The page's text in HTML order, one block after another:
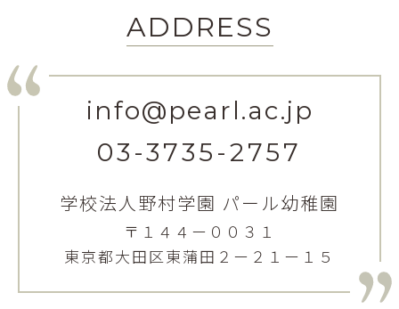
ADDRESS
info@pearl.ac.jp
03-3735-2757
学校法人野村学園 パール幼稚園
〒１４４ー００３１
東京都大田区東蒲田２ー２１ー１５